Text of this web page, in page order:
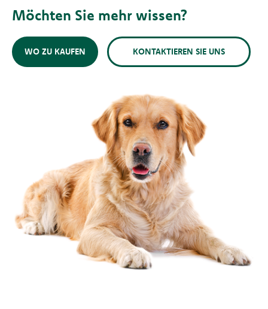
Möchten Sie mehr wissen?
WO ZU KAUFEN KONTAKTIEREN SIE UNS